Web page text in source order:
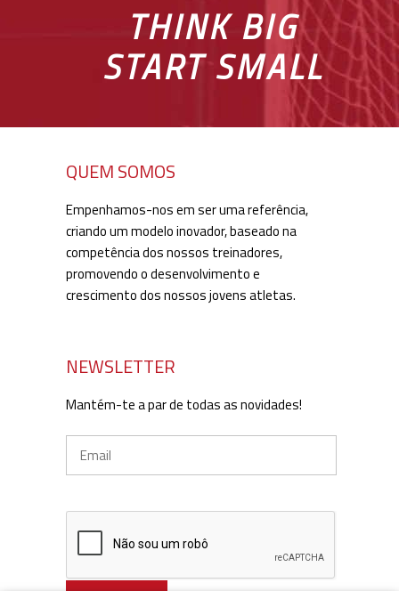
THINK BIG
START SMALL
QUEM SOMOS
Empenhamos-nos em ser uma referência,
criando um modelo inovador, baseado na
competência dos nossos treinadores,
promovendo o desenvolvimento e
crescimento dos nossos jovens atletas.
NEWSLETTER
Mantém-te a par de todas as novidades!